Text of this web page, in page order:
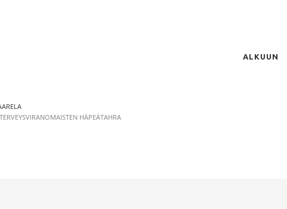
ALKUUN
HÄPEÄTAHRA